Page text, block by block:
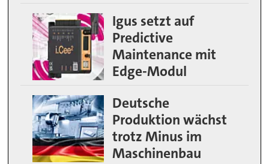
Igus setzt auf
Predictive
Maintenance mit
Edge-Modul
Deutsche
Produktion wächst
trotz Minus im
Maschinenbau